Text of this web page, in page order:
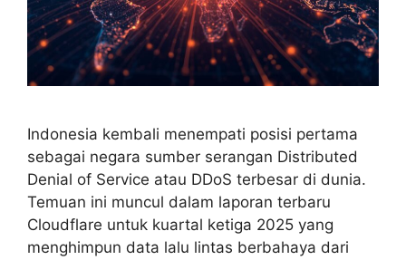
Indonesia kembali menempati posisi pertama
sebagai negara sumber serangan Distributed
Denial of Service atau DDoS terbesar di dunia.
Temuan ini muncul dalam laporan terbaru
Cloudflare untuk kuartal ketiga 2025 yang
menghimpun data lalu lintas berbahaya dari